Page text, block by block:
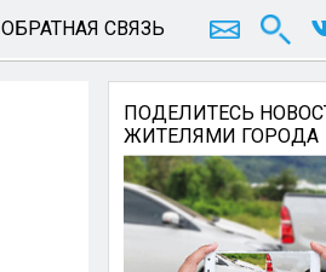
ОБРАТНАЯ СВЯЗЬ
ПОДЕЛИТЕСЬ
ЖИТЕЛЯМИ ГОРОДА